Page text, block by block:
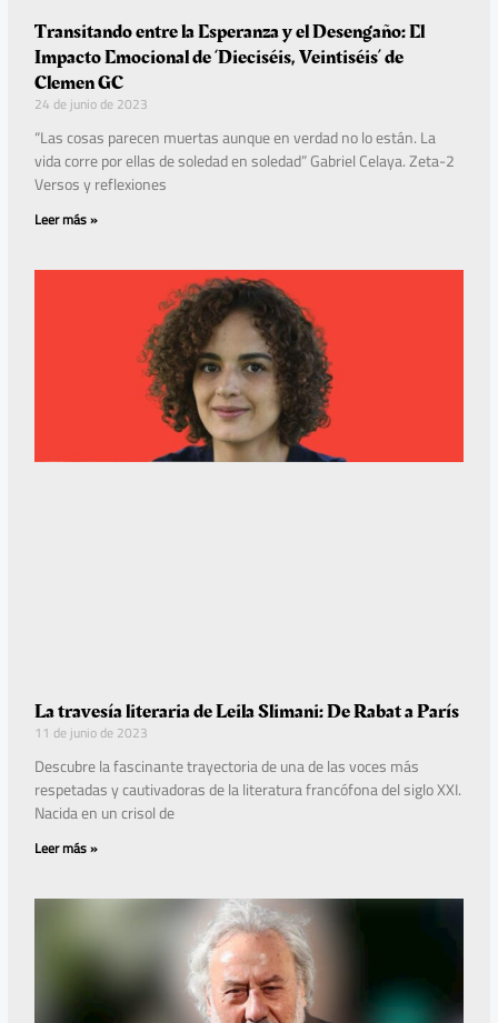
Transitando entre la Esperanza y el Desengaño: El
Impacto Emocional de ‘Dieciséis, Veintiséis’ de
Clemen GC
24 de junio de 2023
“Las cosas parecen muertas aunque en verdad no lo están. La
vida corre por ellas de soledad en soledad” Gabriel Celaya. Zeta-2
Versos y reflexiones
Leer más »
La travesía literaria de Leila Slimani: De Rabat a París
11 de junio de 2023
Descubre la fascinante trayectoria de una de las voces más
respetadas y cautivadoras de la literatura francófona del siglo XXI.
Nacida en un crisol de
Leer más »